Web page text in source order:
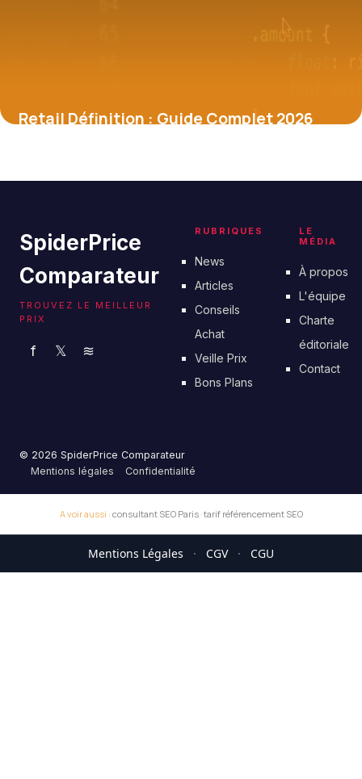
Retail Définition : Guide Complet 2026
SpiderPrice
Comparateur
TROUVEZ LE MEILLEUR
PRIX
f 𝕏 ≋
RUBRIQUES
News
Articles
Conseils
Achat
Veille Prix
Bons Plans
LE
MÉDIA
À propos
L'équipe
Charte
éditoriale
Contact
© 2026 SpiderPrice Comparateur
Mentions légales
Confidentialité
A voir aussi : consultant SEO Paris·tarif référencement SEO
Mentions Légales · CGV · CGU